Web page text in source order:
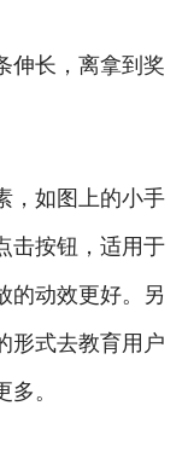
伸长，离拿到奖
，如图上的小手
击按钮，适用于
的动效更好。另
形式去教育用户
多。